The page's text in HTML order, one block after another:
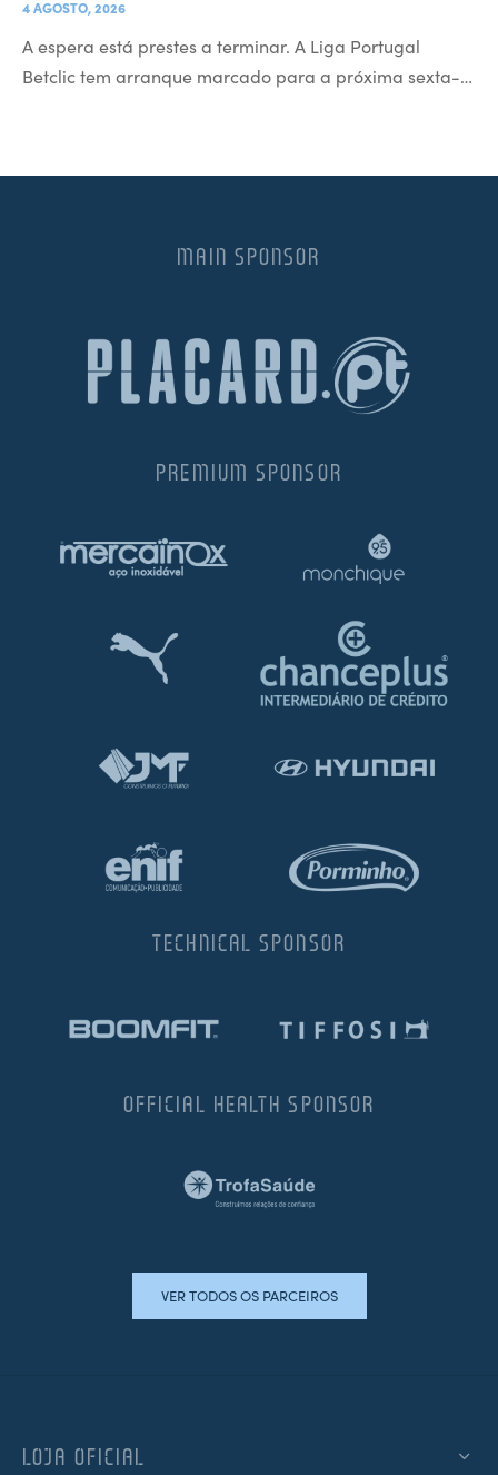
4 AGOSTO, 2026
A espera está prestes a terminar. A Liga Portugal
Betclic tem arranque marcado para a próxima sexta-…
MAIN SPONSOR
PREMIUM SPONSOR
TECHNICAL SPONSOR
OFFICIAL HEALTH SPONSOR
VER TODOS OS PARCEIROS
LOJA OFICIAL